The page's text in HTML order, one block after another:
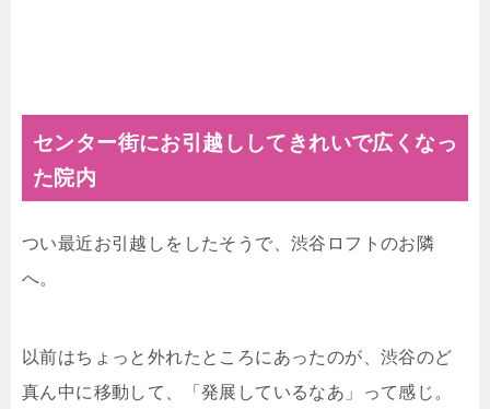
センター街にお引越ししてきれいで広くなっ
た院内
つい最近お引越しをしたそうで、渋谷ロフトのお隣
へ。
以前はちょっと外れたところにあったのが、渋谷のど
真ん中に移動して、「発展しているなあ」って感じ。